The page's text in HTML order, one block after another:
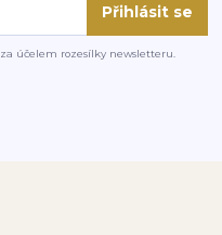
Přihlásit se
za účelem rozesílky newsletteru.